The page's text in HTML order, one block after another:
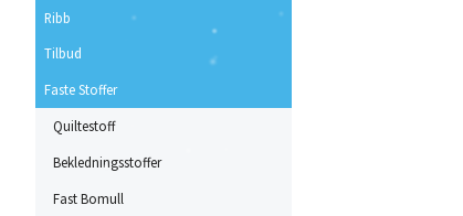
Ribb
Tilbud
Faste Stoffer
Quiltestoff
Bekledningsstoffer
Fast Bomull